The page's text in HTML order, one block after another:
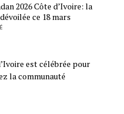
2026 Côte d’Ivoire: la
ce 18 mars
est célébrée pour
la communauté